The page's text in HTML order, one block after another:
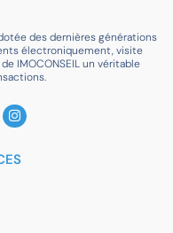
des dernières générations
électroniquement, visite
IMOCONSEIL un véritable